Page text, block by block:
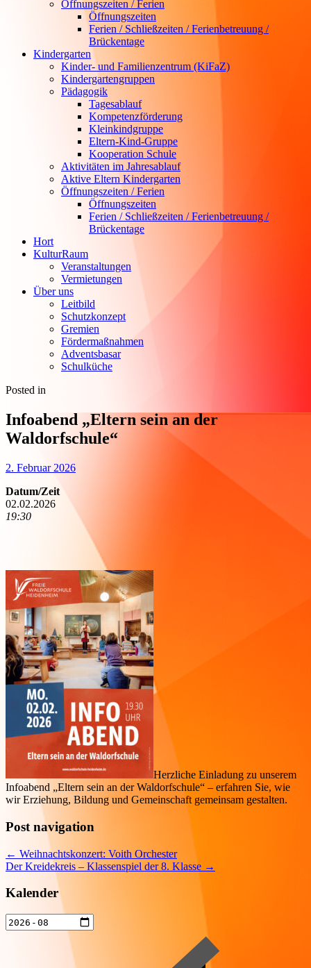
Öffnungszeiten / Ferien
Öffnungszeiten
Ferien / Schließzeiten / Ferienbetreuung /
Brückentage
Kindergarten
Kinder- und Familienzentrum (KiFaZ)
Kindergartengruppen
Pädagogik
Tagesablauf
Kompetenzförderung
Kleinkindgruppe
Eltern-Kind-Gruppe
Kooperation Schule
Aktivitäten im Jahresablauf
Aktive Eltern Kindergarten
Öffnungszeiten / Ferien
Öffnungszeiten
Ferien / Schließzeiten / Ferienbetreuung /
Brückentage
Hort
KulturRaum
Veranstaltungen
Vermietungen
Über uns
Leitbild
Schutzkonzept
Gremien
Fördermaßnahmen
Adventsbasar
Schulküche
Posted in
Infoabend „Eltern sein an der
Waldorfschule“
2. Februar 2026
Datum/Zeit
02.02.2026
19:30
Herzliche Einladung zu unserem
Infoabend „Eltern sein an der Waldorfschule“ – erfahren Sie, wie
wir Erziehung, Bildung und Gemeinschaft gemeinsam gestalten.
Post navigation
← Weihnachtskonzert: Voith Orchester
Der Kreidekreis – Klassenspiel der 8. Klasse →
Kalender